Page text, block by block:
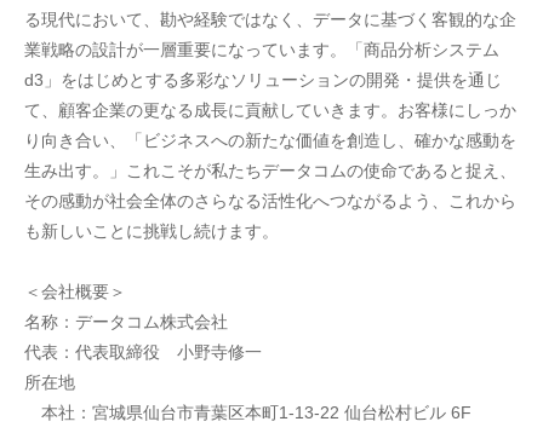
る現代において、勘や経験ではなく、データに基づく客観的な企
業戦略の設計が一層重要になっています。「商品分析システム
d3」をはじめとする多彩なソリューションの開発・提供を通じ
て、顧客企業の更なる成長に貢献していきます。お客様にしっか
り向き合い、「ビジネスへの新たな価値を創造し、確かな感動を
生み出す。」これこそが私たちデータコムの使命であると捉え、
その感動が社会全体のさらなる活性化へつながるよう、これから
も新しいことに挑戦し続けます。
＜会社概要＞
名称：データコム株式会社
代表：代表取締役　小野寺修一
所在地
本社：宮城県仙台市青葉区本町1-13-22 仙台松村ビル 6F